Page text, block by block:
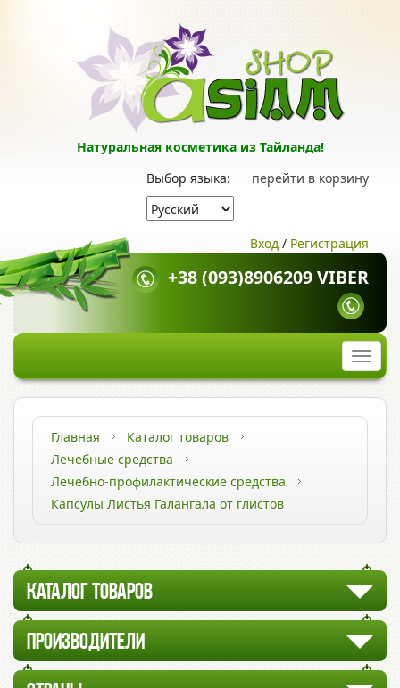
Натуральная косметика из Тайланда!
перейти в корзину
Выбор языка:
Вход / Регистрация
+38 (093)8906209 VIBER
Главная
Каталог товаров
Лечебные средства
Лечебно-профилактические средства
Капсулы Листья Галангала от глистов
КАТАЛОГ ТОВАРОВ
ПРОИЗВОДИТЕЛИ